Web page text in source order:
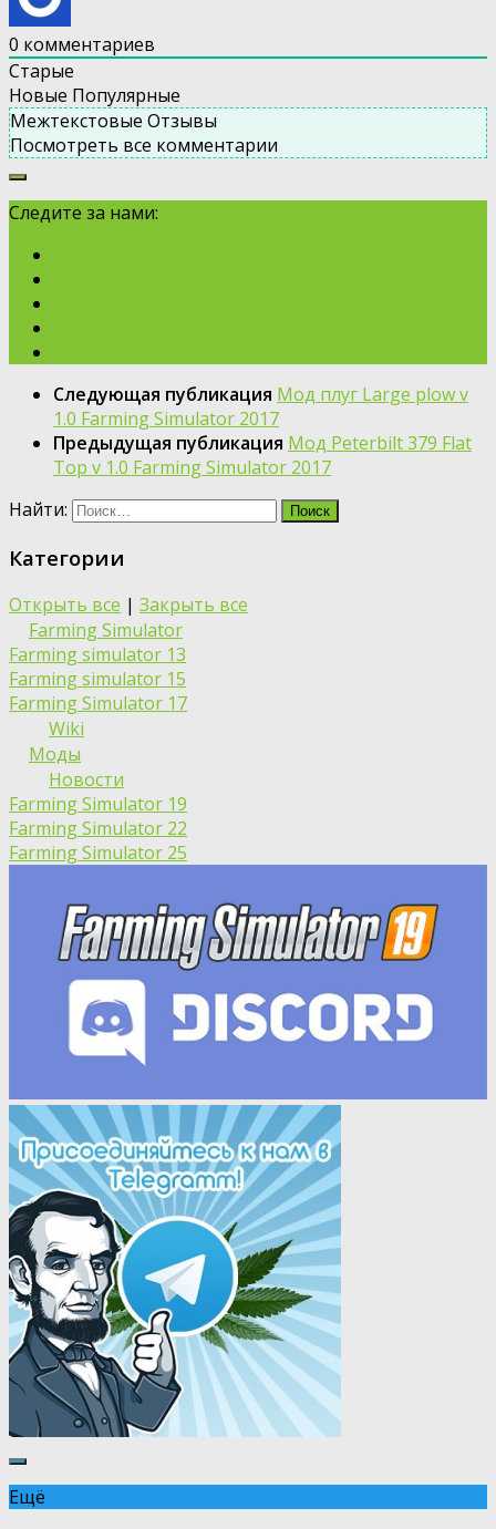
0 комментариев
Старые
Новые Популярные
Межтекстовые Отзывы
Посмотреть все комментарии
Следите за нами:
Следующая публикация Мод плуг Large plow v
1.0 Farming Simulator 2017
Предыдущая публикация Мод Peterbilt 379 Flat
Top v 1.0 Farming Simulator 2017
Найти:
Категории
Открыть все | Закрыть все
Farming Simulator
Farming simulator 13
Farming simulator 15
Farming Simulator 17
Wiki
Моды
Новости
Farming Simulator 19
Farming Simulator 22
Farming Simulator 25
Ещё